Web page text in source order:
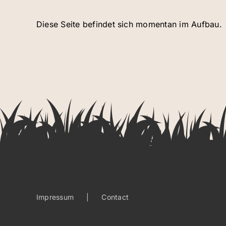
Diese Seite befindet sich momentan im Aufbau.
Impressum Contact